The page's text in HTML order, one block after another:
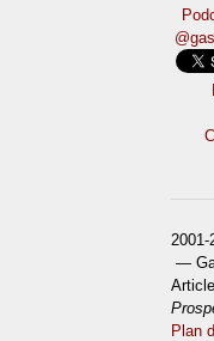
2001-
—
Plan